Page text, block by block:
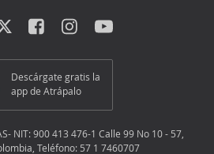
Descárgate gratis la
app de Atrápalo
NIT: 900 413 476-1 Calle 99 No 10 - 57,
Teléfono: 57 1 7460707